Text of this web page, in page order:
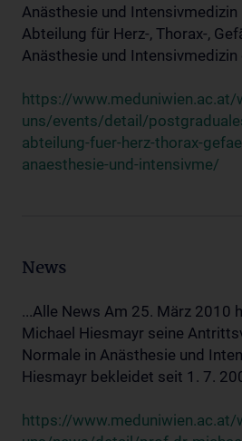
Anästhesie und Intensivmedizin
Abteilung für Herz-, Thorax-,
Anästhesie und
https://www.meduniwien.ac.at/
uns/events/detail/
abteilung-fuer-herz-thorax-
anaesthesie-und-intensivme/
News
...Alle News Am 25. März 2010
Michael Hiesmayr seine
Normale in Anästhesie und
Hiesmayr bekleidet seit 1. 7.
https://www.meduniwien.ac.at/